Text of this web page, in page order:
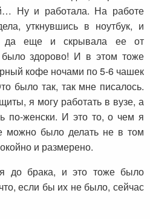
Ну и работала. На работе
уткнувшись в ноутбук, и
да еще и скрывала ее от
здорово! И в этом тоже
кофе ночами по 5-6 чашек
было так, так мне писалось.
я могу работать в вузе, а
по-женски. И это то, о чем я
можно было делать не в том
и размерено.
до брака, и это тоже было
если бы их не было, сейчас